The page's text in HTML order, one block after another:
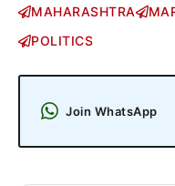
MAHARASHTRA
POLITICS
Join WhatsApp